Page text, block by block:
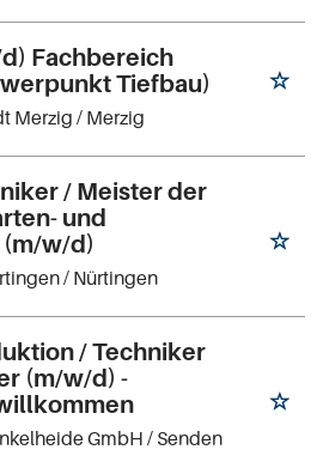
Fachbereich
Tiefbau)
Merzig / Merzig
/ Meister der
und
w/d)
/ Nürtingen
/ Techniker
(m/w/d) -
GmbH / Senden